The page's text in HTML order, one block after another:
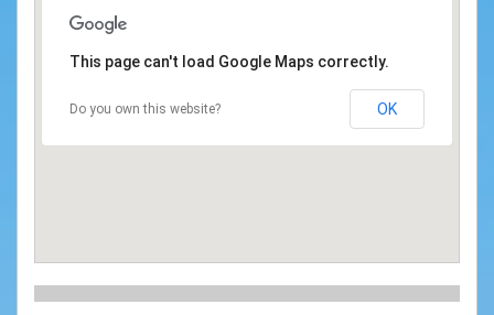
This page can't load Google Maps correctly.
Do you own this website? OK